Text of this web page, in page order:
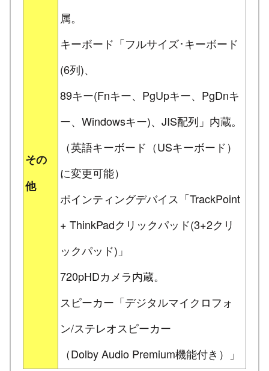
その
他
属。
キーボード「フルサイズ･キーボード
(6列)、
89キー(Fnキー、PgUpキー、PgDnキ
ー、Windowsキー)、JIS配列」内蔵。
（英語キーボード（USキーボード）
に変更可能）
ポインティングデバイス「TrackPoint
+ ThinkPadクリックパッド(3+2クリ
ックパッド)」
720pHDカメラ内蔵。
スピーカー「デジタルマイクロフォ
ン/ステレオスピーカー
（Dolby Audio Premium機能付き）」